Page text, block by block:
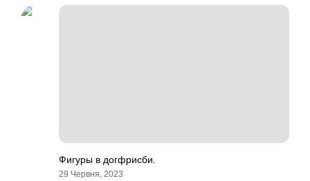
Фигуры в догфрисби.
29 Червня, 2023